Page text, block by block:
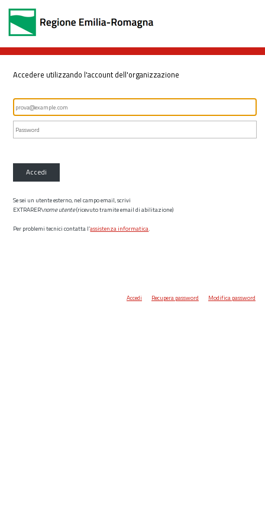
Accedere utilizzando l'account dell'organizzazione
Accedi
Se sei un utente esterno, nel campo email, scrivi
EXTRARER\nome utente(ricevuto tramite email di abilitazione)
Per problemi tecnici contatta l’assistenza informatica.
Accedi Recupera password Modifica password